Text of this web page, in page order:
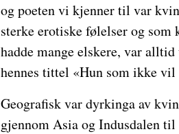
og poeten vi kjenner til var
sterke erotiske følelser og
hadde mange elskere, var
hennes tittel «Hun som ikke vil
Geografisk var dyrkinga av
gjennom Asia og Indusdalen